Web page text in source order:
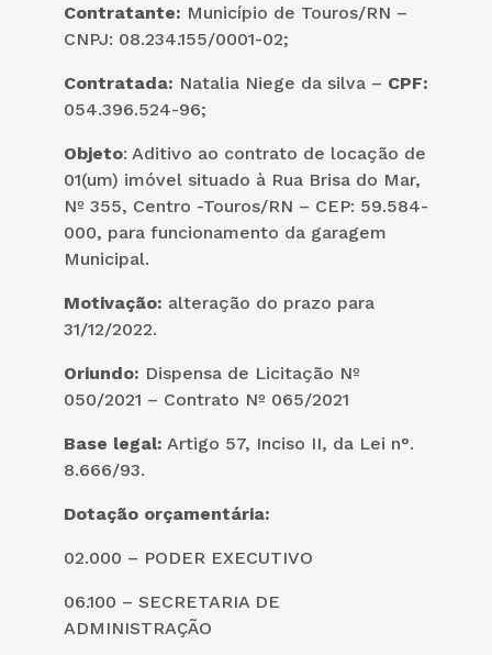
Contratante: Município de Touros/RN –
CNPJ: 08.234.155/0001-02;
Contratada: Natalia Niege da silva – CPF:
054.396.524-96;
Objeto: Aditivo ao contrato de locação de
01(um) imóvel situado à Rua Brisa do Mar,
Nº 355, Centro -Touros/RN – CEP: 59.584-
000, para funcionamento da garagem
Municipal.
Motivação: alteração do prazo para
31/12/2022.
Oriundo: Dispensa de Licitação Nº
050/2021 – Contrato Nº 065/2021
Base legal: Artigo 57, Inciso II, da Lei n°.
8.666/93.
Dotação orçamentária:
02.000 – PODER EXECUTIVO
06.100 – SECRETARIA DE
ADMINISTRAÇÃO